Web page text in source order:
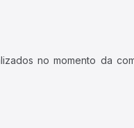
no momento da